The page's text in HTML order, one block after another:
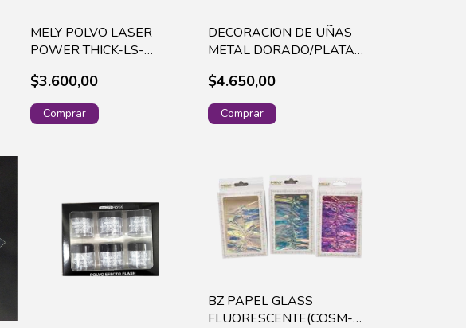
MELY POLVO LASER
POWER THICK-LS-
$3.600,00
DECORACION DE UÑAS
METAL DORADO/PLATA
$4.650,00
BZ PAPEL GLASS
FLUORESCENTE(COSM-